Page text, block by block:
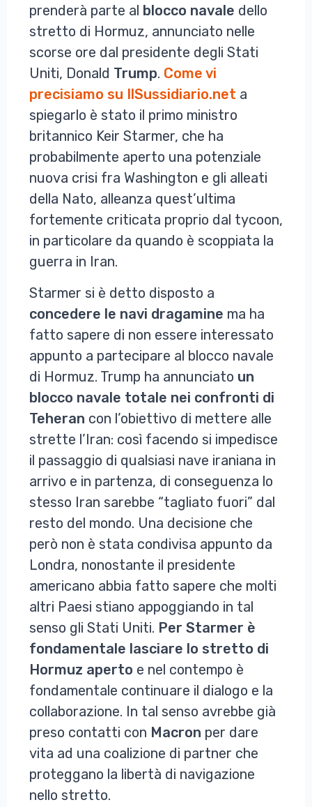
prenderà parte al blocco navale dello
stretto di Hormuz, annunciato nelle
scorse ore dal presidente degli Stati
Uniti, Donald Trump. Come vi
precisiamo su IlSussidiario.net a
spiegarlo è stato il primo ministro
britannico Keir Starmer, che ha
probabilmente aperto una potenziale
nuova crisi fra Washington e gli alleati
della Nato, alleanza quest’ultima
fortemente criticata proprio dal tycoon,
in particolare da quando è scoppiata la
guerra in Iran.
Starmer si è detto disposto a
concedere le navi dragamine ma ha
fatto sapere di non essere interessato
appunto a partecipare al blocco navale
di Hormuz. Trump ha annunciato un
blocco navale totale nei confronti di
Teheran con l’obiettivo di mettere alle
strette l’Iran: così facendo si impedisce
il passaggio di qualsiasi nave iraniana in
arrivo e in partenza, di conseguenza lo
stesso Iran sarebbe “tagliato fuori” dal
resto del mondo. Una decisione che
però non è stata condivisa appunto da
Londra, nonostante il presidente
americano abbia fatto sapere che molti
altri Paesi stiano appoggiando in tal
senso gli Stati Uniti. Per Starmer è
fondamentale lasciare lo stretto di
Hormuz aperto e nel contempo è
fondamentale continuare il dialogo e la
collaborazione. In tal senso avrebbe già
preso contatti con Macron per dare
vita ad una coalizione di partner che
proteggano la libertà di navigazione
nello stretto.